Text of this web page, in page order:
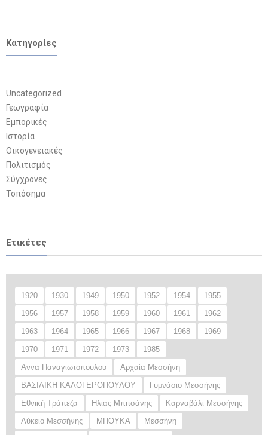
Kατηγορίες
Uncategorized
Γεωγραφία
Εμπορικές
Ιστορία
Οικογενειακές
Πολιτισμός
Σύγχρονες
Τοπόσημα
Ετικέτες
1920 1930 1949 1950 1952 1954
1955
1956
1957 1958 1959 1960 1961
1962
1963
1964 1965 1966 1967 1968
1969
1970
1971 1972 1973
1985
Αννα Παναγιωτοπουλου
Αρχαία Μεσσήνη
ΒΑΣΙΛΙΚΗ ΚΑΛΟΓΕΡΟΠΟΥΛΟΥ
Γυμνάσιο Μεσσήνης
Εθνική Τράπεζα
Ηλίας Μπιτσάνης
Καρναβάλι Μεσσήνης
Λύκειο Μεσσήνης
ΜΠΟΥΚΑ
Μεσσήνη